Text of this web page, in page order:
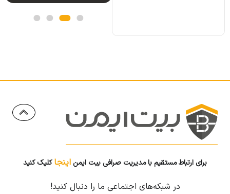
برای ارتباط مستقیم با مدیریت صرافی بیت ایمن اینجاکلیک کنید
در شبکه‌های اجتماعی ما را دنبال کنید!